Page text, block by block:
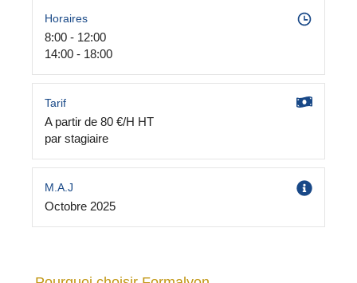
Horaires
8:00 - 12:00
14:00 - 18:00
Tarif
A partir de 80 €/H HT
par stagiaire
M.A.J
Octobre 2025